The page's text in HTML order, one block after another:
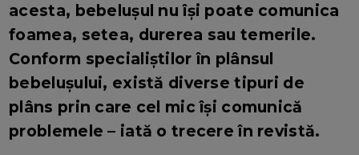
acesta, bebelușul nu își poate comunica
foamea, setea, durerea sau temerile.
Conform specialiștilor în plânsul
bebelușului, există diverse tipuri de
plâns prin care cel mic își comunică
problemele – iată o trecere în revistă.